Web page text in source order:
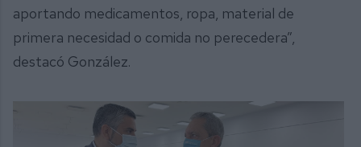
aportando medicamentos, ropa, material de
primera necesidad o comida no perecedera”,
destacó González.